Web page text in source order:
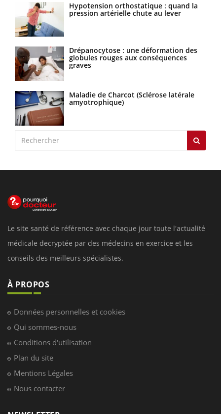
Hypotension orthostatique : quand la
pression artérielle chute au lever
Drépanocytose : une déformation des
globules rouges aux conséquences
graves
Maladie de Charcot (Sclérose latérale
amyotrophique)
Le site santé de référence avec chaque jour toute l'actualité
médicale decryptée par des médecins en exercice et les
conseils des meilleurs spécialistes.
À PROPOS
Données personnelles et cookies
Qui sommes-nous
Conditions d'utilisation
Plan du site
Mentions Légales
Nous contacter